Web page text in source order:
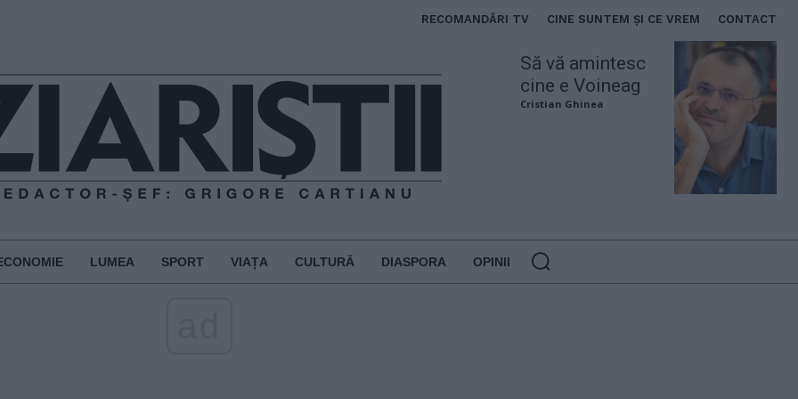
RECOMANDĂRI TV CINE SUNTEM ȘI CE VREM CONTACT
Să vă amintesc
cine e Voineag
Cristian Ghinea
LUMEA SPORT VIAȚA CULTURĂ DIASPORA OPINII